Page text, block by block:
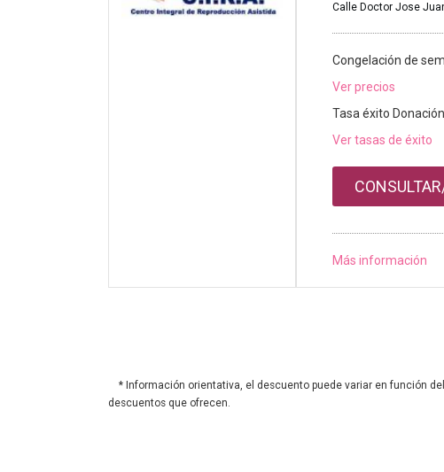
Calle Doctor Jose
Congelación de
Ver precios
Tasa éxito
Ver tasas de éxito
Más información
* Información orientativa, el descuento puede variar en función
descuentos que ofrecen.